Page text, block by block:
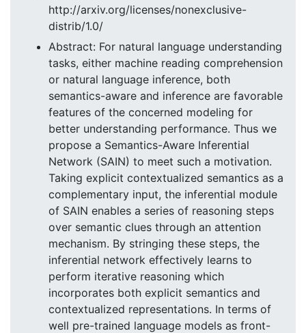
http://arxiv.org/licenses/nonexclusive-
distrib/1.0/
Abstract: For natural language understanding
tasks, either machine reading comprehension
or natural language inference, both
semantics-aware and inference are favorable
features of the concerned modeling for
better understanding performance. Thus we
propose a Semantics-Aware Inferential
Network (SAIN) to meet such a motivation.
Taking explicit contextualized semantics as a
complementary input, the inferential module
of SAIN enables a series of reasoning steps
over semantic clues through an attention
mechanism. By stringing these steps, the
inferential network effectively learns to
perform iterative reasoning which
incorporates both explicit semantics and
contextualized representations. In terms of
well pre-trained language models as front-